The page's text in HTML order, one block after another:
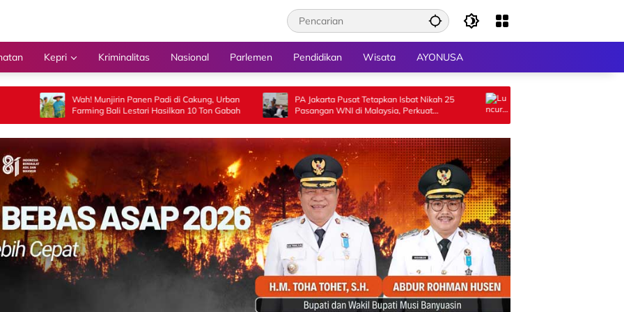
Kepri Kriminalitas Nasional Parlemen Pendidikan Wisata AYONUSA
Wah! Munjirin Panen Padi di Cakung, Urban
Farming Bali Lestari Hasilkan 10 Ton Gabah
PA Jakarta Pusat Tetapkan Isbat Nikah 25
Pasangan WNI di Malaysia, Perkuat
Kepastian Hukum di Luar Negeri
Luncurkan GEMPITA BERSAMA, Pemko
Payakumbuh Salurkan Bantuan Budidaya
Pangan kepada 15 KWT